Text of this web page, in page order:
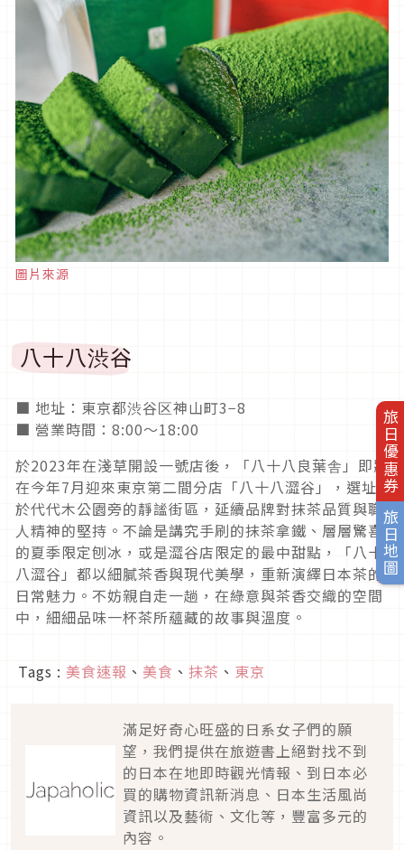
旅日優惠券
旅日地圖
圖片來源
八十八渋谷
■ 地址：東京都渋谷区神山町3−8
■ 營業時間：8:00～18:00
於2023年在淺草開設一號店後，「八十八良葉舎」即將
在今年7月迎來東京第二間分店「八十八澀谷」，選址
於代代木公園旁的靜謐街區，延續品牌對抹茶品質與職
人精神的堅持。不論是講究手刷的抹茶拿鐵、層層驚喜
的夏季限定刨冰，或是澀谷店限定的最中甜點，「八十
八澀谷」都以細膩茶香與現代美學，重新演繹日本茶的
日常魅力。不妨親自走一趟，在綠意與茶香交織的空間
中，細細品味一杯茶所蘊藏的故事與溫度。
Tags : 美食速報 、 美食 、 抹茶 、 東京
滿足好奇心旺盛的日系女子們的願
望，我們提供在旅遊書上絕對找不到
的日本在地即時觀光情報、到日本必
買的購物資訊新消息、日本生活風尚
資訊以及藝術、文化等，豐富多元的
內容。